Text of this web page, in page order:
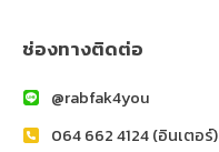
ช่องทางติดต่อ
@rabfak4you
064 662 4124 (อินเตอร์)